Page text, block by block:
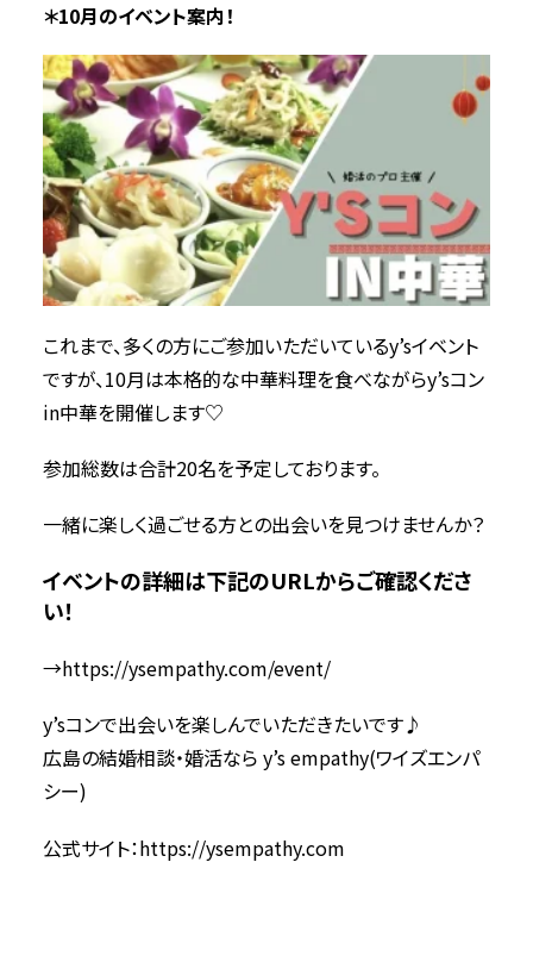
＊10月のイベント案内！
これまで、多くの方にご参加いただいているy’sイベント
ですが、10月は本格的な中華料理を食べながらy’sコン
in中華を開催します♡
参加総数は合計20名を予定しております。
一緒に楽しく過ごせる方との出会いを見つけませんか？
イベントの詳細は下記のURLからご確認くださ
い！
→https://ysempathy.com/event/
y’sコンで出会いを楽しんでいただきたいです♪
広島の結婚相談・婚活なら y’s empathy(ワイズエンパ
シー)
公式サイト：https://ysempathy.com